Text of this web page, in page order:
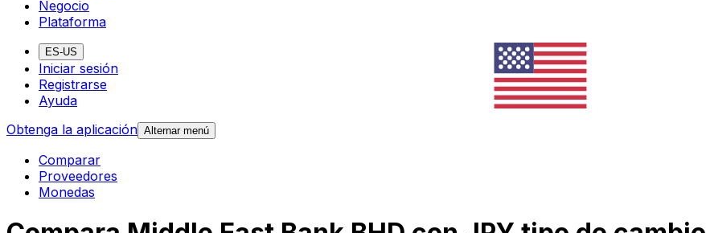
Negocio
Plataforma
ES-US
Iniciar sesión
Registrarse
Ayuda
Obtenga la aplicación Alternar menú
Comparar
Proveedores
Monedas